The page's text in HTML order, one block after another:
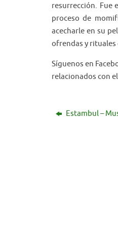
resurrección. Fue
proceso de
acecharle en su
ofrendas y
Síguenos en
relacionados con
Estambul –